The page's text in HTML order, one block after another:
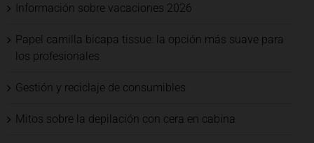
Información sobre vacaciones 2026
Papel camilla bicapa tissue: la opción más suave para
los profesionales
Gestión y reciclaje de consumibles
Mitos sobre la depilación con cera en cabina